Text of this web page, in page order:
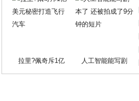
拉里?佩奇斥1亿 人工智能能写剧